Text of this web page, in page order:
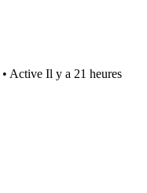
• Active Il y a 21 heures